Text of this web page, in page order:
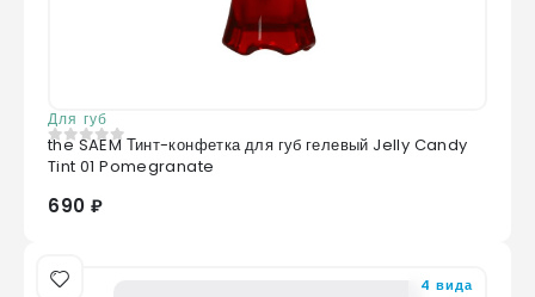
Для губ
0 из 5
the SAEM Тинт-конфетка для губ гелевый Jelly Candy
Tint 01 Pomegranate
690 ₽
4 вида